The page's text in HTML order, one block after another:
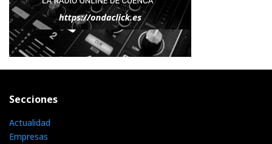
Secciones
Actualidad
Empresas